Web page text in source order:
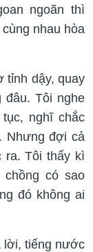
ngoãn thì
nhau hòa
tỉnh dậy, quay
đâu. Tôi nghe
nghĩ chắc
Nhưng đợi cả
ra. Tôi thấy kì
có sao
đó không ai
lời, tiếng nước